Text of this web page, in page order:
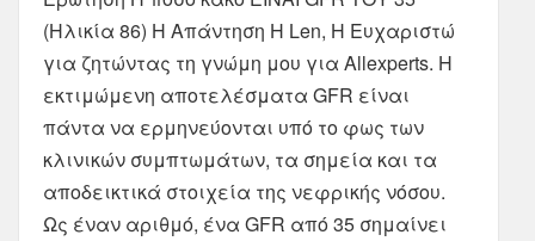
(Ηλικία 86) Η Απάντηση Η Len, Η Ευχαριστώ
για ζητώντας τη γνώμη μου για Allexperts. Η
εκτιμώμενη αποτελέσματα GFR είναι
πάντα να ερμηνεύονται υπό το φως των
κλινικών συμπτωμάτων, τα σημεία και τα
αποδεικτικά στοιχεία της νεφρικής νόσου.
Ως έναν αριθμό, ένα GFR από 35 σημαίνει